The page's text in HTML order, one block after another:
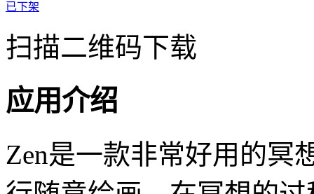
已下架
扫描二维码下载
应用介绍
Zen是一款非常好用的冥